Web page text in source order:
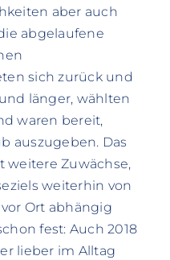
aber auch
abgelaufene
sich zurück und
länger, wählten
waren bereit,
auszugeben. Das
weitere Zuwächse,
weiterhin von
Ort abhängig
fest: Auch 2018
lieber im Alltag